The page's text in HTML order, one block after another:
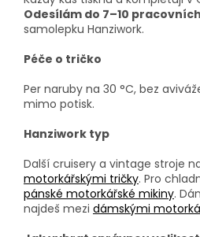
Odesílám do 7–10
samolepku Hanziwork.
Péče o tričko
Per naruby na 30 °C, bez
mimo potisk.
Hanziwork typ
Další cruisery a vintage stroje
motorkářskými tričky. Pro
pánské motorkářské mikiny.
najdeš mezi dámskými